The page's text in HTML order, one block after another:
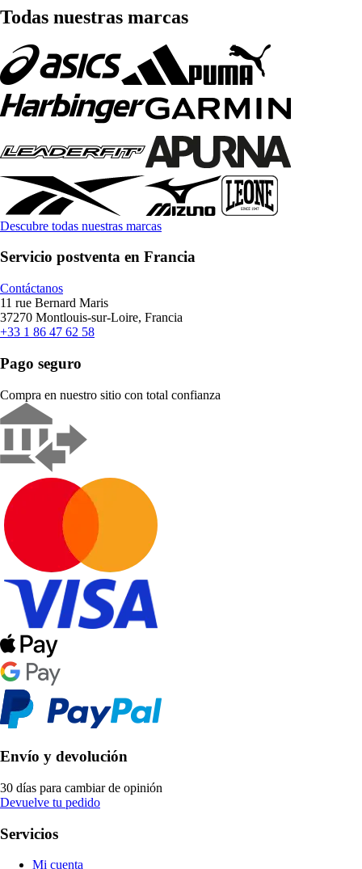
Todas nuestras marcas
Descubre todas nuestras marcas
Servicio postventa en Francia
Contáctanos
11 rue Bernard Maris
37270 Montlouis-sur-Loire, Francia
+33 1 86 47 62 58
Pago seguro
Compra en nuestro sitio con total confianza
Envío y devolución
30 días para cambiar de opinión
Devuelve tu pedido
Servicios
Mi cuenta